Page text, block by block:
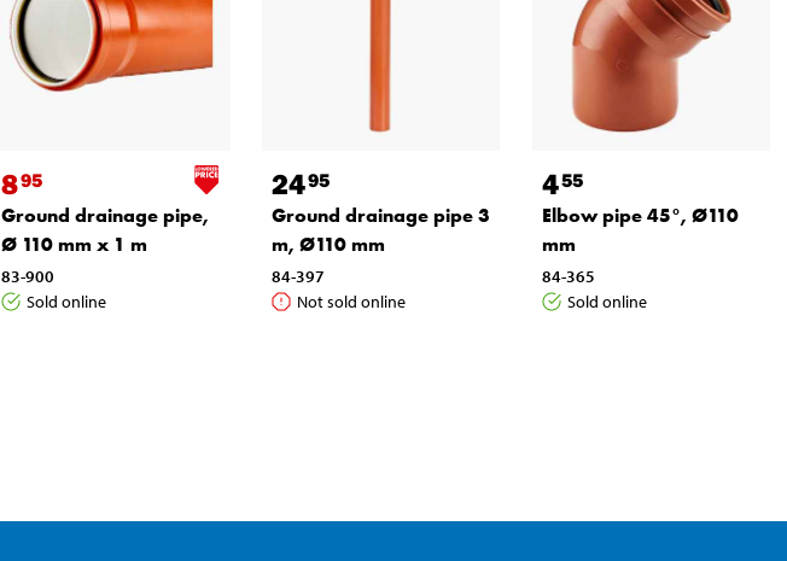
895
Ground drainage pipe,
Ø 110 mm x 1 m
83-900
Sold online
2495
Ground drainage pipe 3
m, Ø110 mm
84-397
Not sold online
455
Elbow pipe 45°, Ø110
mm
84-365
Sold online